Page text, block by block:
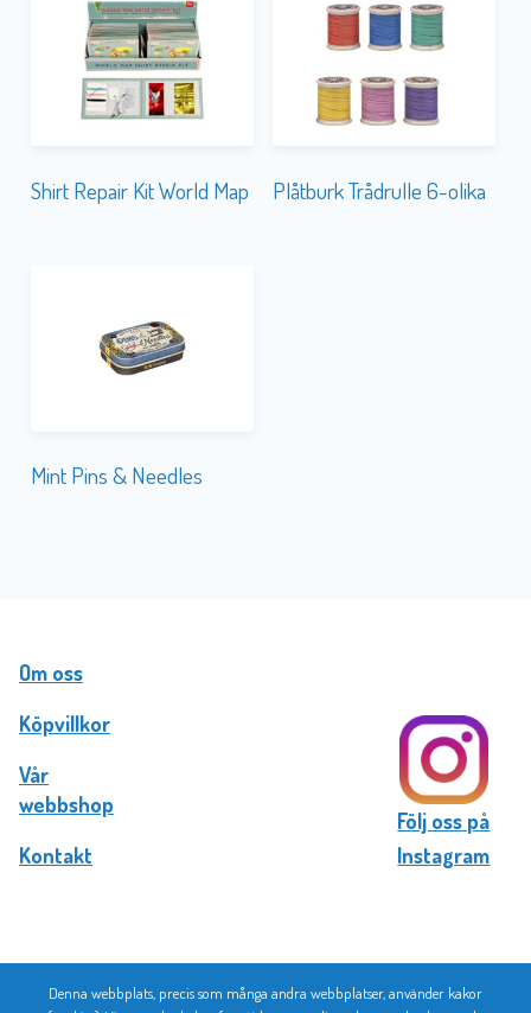
Shirt Repair Kit World Map Plåtburk Trådrulle 6-olika
Mint Pins & Needles
Om oss
Köpvillkor
Vår
webbshop
Kontakt
Följ oss på
Instagram
Denna webbplats, precis som många andra webbplatser, använder kakor